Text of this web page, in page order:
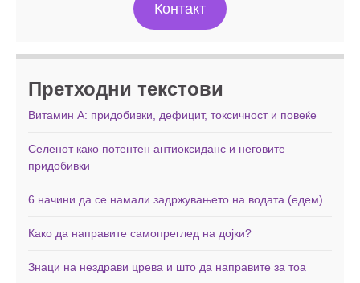
Контакт
Претходни текстови
Витамин А: придобивки, дефицит, токсичност и повеќе
Селенот како потентен антиоксиданс и неговите
придобивки
6 начини да се намали задржувањето на водата (едем)
Како да направите самопреглед на дојки?
Знаци на нездрави црева и што да направите за тоа